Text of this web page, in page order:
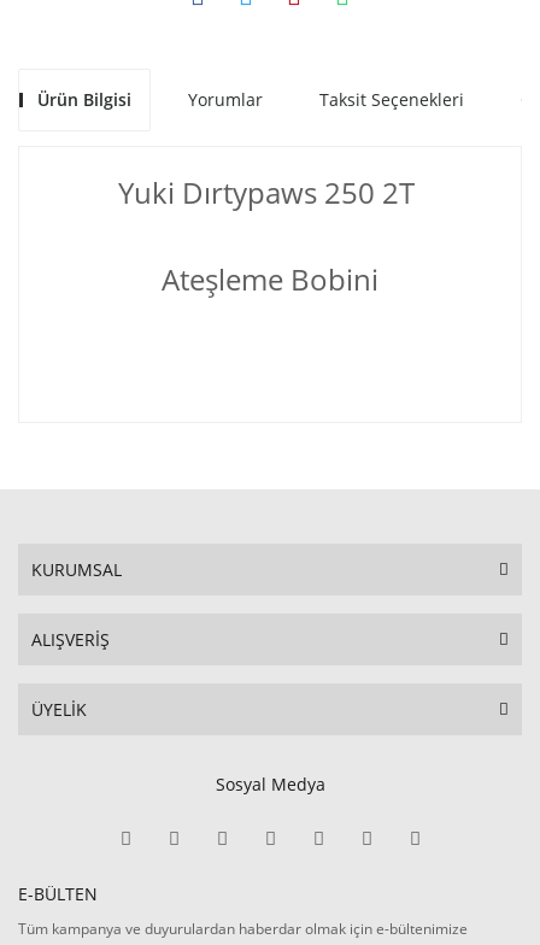
Ürün Bilgisi Yorumlar Taksit Seçenekleri
Yuki Dırtypaws 250 2T
Ateşleme Bobini
KURUMSAL
ALIŞVERİŞ
ÜYELİK
Sosyal Medya
E-BÜLTEN
Tüm kampanya ve duyurulardan haberdar olmak için e-bültenimize